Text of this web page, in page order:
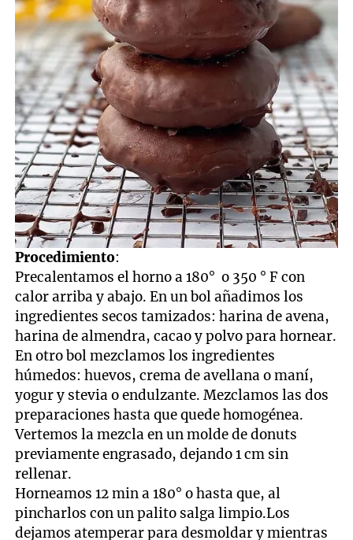
Procedimiento:
Precalentamos el horno a 180° o 350 ° F con
calor arriba y abajo. En un bol añadimos los
ingredientes secos tamizados: harina de avena,
harina de almendra, cacao y polvo para hornear.
En otro bol mezclamos los ingredientes
húmedos: huevos, crema de avellana o maní,
yogur y stevia o endulzante. Mezclamos las dos
preparaciones hasta que quede homogénea.
Vertemos la mezcla en un molde de donuts
previamente engrasado, dejando 1 cm sin
rellenar.
Horneamos 12 min a 180° o hasta que, al
pincharlos con un palito salga limpio.Los
dejamos atemperar para desmoldar y mientras